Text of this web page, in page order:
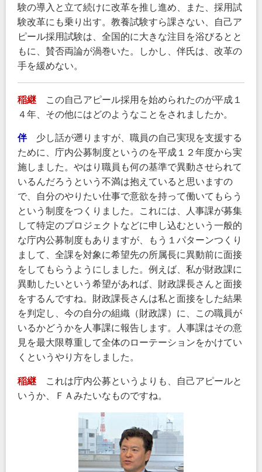
験の導入と立て続けに改革を推し進め、また、採用試
験改革にも乗り出す。教養試験すら課さない、自己ア
ピール採用試験は、全国的に大きな注目を浴びるとと
もに、賛否両論が渦巻いた。しかし、伴氏は、改革の
手を緩めない。
稲継 この自己アピール採用を始められたのが平成１
４年、その他にはどのようなことをされましたか。
伴 少し話が遡りますが、職員の自己実現を支援する
ために、庁内公募制度というのを平成１２年度から実
施しました。やはり職員も何の基準で異動させられて
いるんだろうという不満は抱えていると思いますの
で、自分のやりたい仕事で意欲を持って働いてもらう
という制度をつくりました。これには、人事課が募集
して特定のプロジェクトなどに申し込むという一般的
な庁内公募制度もありますが、もう１パターンつくり
まして、全課を対象に希望先の所属長に異動前に面接
をしてもらうようにしました。例えば、私が財政課に
異動したいという希望があれば、財政課長さんと面接
をするんですね。財政課長さんは私と面接をした結果
を判定し、今の自分の組織（財政課）に、この職員が
いるかどうかを人事課に報告します。人事課はその意
見を最大限尊重して全体のローテーションをかけてい
くというやり方をしました。
稲継 これは庁内公募というよりも、自己アピールと
いうか、ＦＡみたいなものですね。